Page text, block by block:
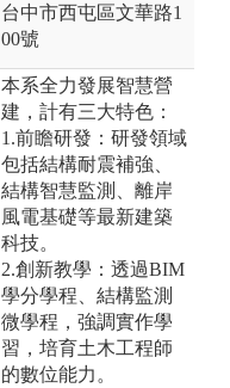
台中市西屯區文華路1
00號
本系全力發展智慧營
建，計有三大特色：
1.前瞻研發：研發領域
包括結構耐震補強、
結構智慧監測、離岸
風電基礎等最新建築
科技。
2.創新教學：透過BIM
學分學程、結構監測
微學程，強調實作學
習，培育土木工程師
的數位能力。